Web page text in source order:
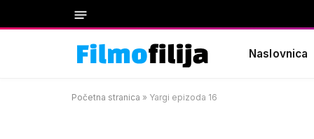
Naslovnica
Početna stranica » Yargi epizoda 16